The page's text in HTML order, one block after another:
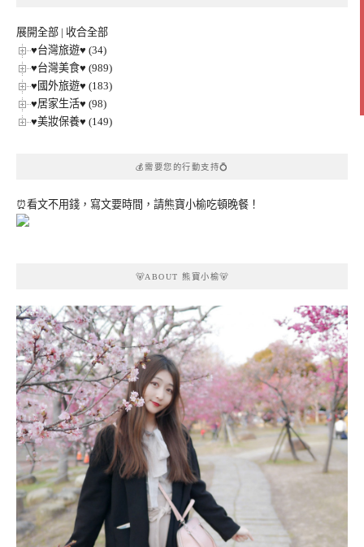
展開全部 | 收合全部
♥台灣旅遊♥ (34)
♥台灣美食♥ (989)
♥國外旅遊♥ (183)
♥居家生活♥ (98)
♥美妝保養♥ (149)
💰需要您的行動支持💍
⏰看文不用錢，寫文要時間，請熊寶小榆吃頓晚餐！
🐻ABOUT 熊寶小榆🐻